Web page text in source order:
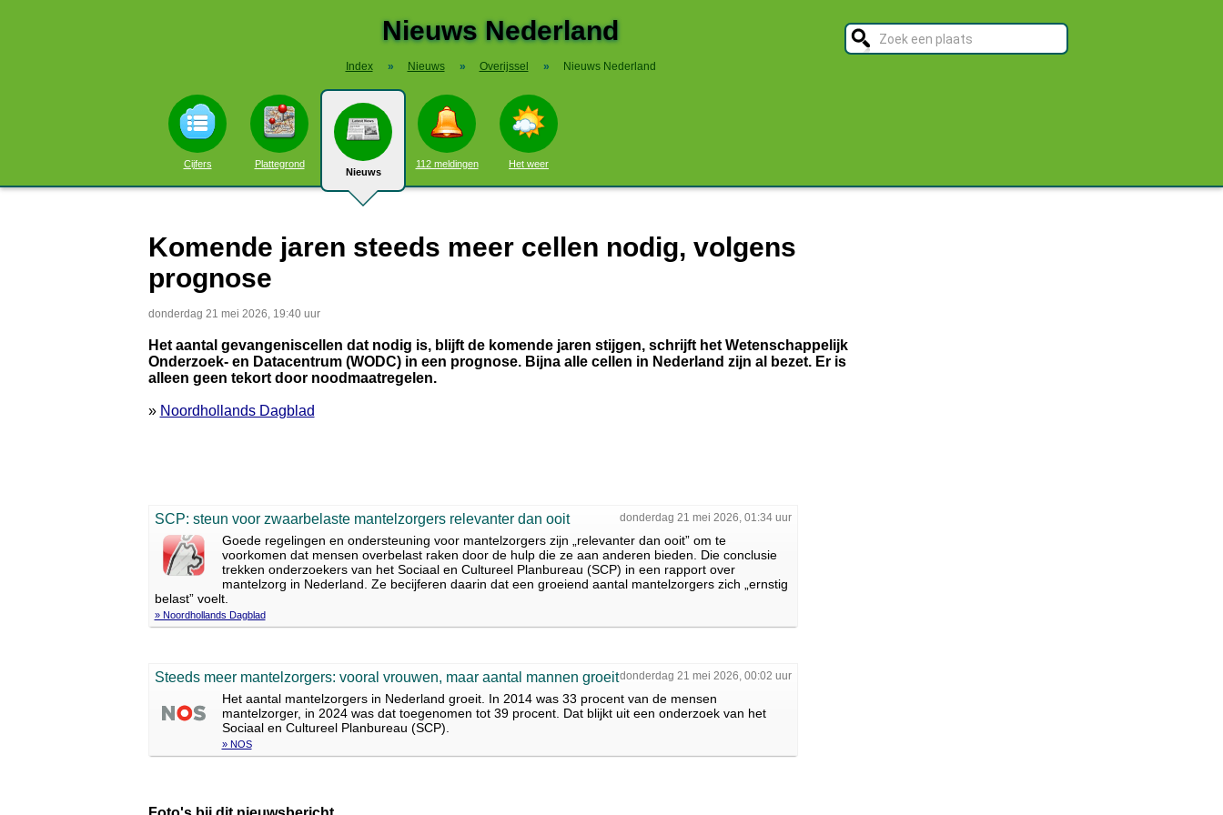
Nieuws Nederland
Index » Nieuws » Overijssel » Nieuws Nederland
Cijfers Plattegrond
Nieuws
112 meldingen Het weer
Komende jaren steeds meer cellen nodig, volgens
prognose
donderdag 21 mei 2026, 19:40 uur
Het aantal gevangeniscellen dat nodig is, blijft de komende jaren stijgen, schrijft het Wetenschappelijk
Onderzoek- en Datacentrum (WODC) in een prognose. Bijna alle cellen in Nederland zijn al bezet. Er is
alleen geen tekort door noodmaatregelen.
» Noordhollands Dagblad
donderdag 21 mei 2026, 01:34 uur
SCP: steun voor zwaarbelaste mantelzorgers relevanter dan ooit
Goede regelingen en ondersteuning voor mantelzorgers zijn „relevanter dan ooit” om te
voorkomen dat mensen overbelast raken door de hulp die ze aan anderen bieden. Die conclusie
trekken onderzoekers van het Sociaal en Cultureel Planbureau (SCP) in een rapport over
mantelzorg in Nederland. Ze becijferen daarin dat een groeiend aantal mantelzorgers zich „ernstig
belast” voelt.
» Noordhollands Dagblad
donderdag 21 mei 2026, 00:02 uur
Steeds meer mantelzorgers: vooral vrouwen, maar aantal mannen groeit
Het aantal mantelzorgers in Nederland groeit. In 2014 was 33 procent van de mensen
mantelzorger, in 2024 was dat toegenomen tot 39 procent. Dat blijkt uit een onderzoek van het
Sociaal en Cultureel Planbureau (SCP).
» NOS